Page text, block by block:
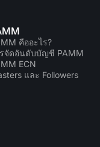
คืออะไร?
จัดอันดับบัญชี PAMM
ECN
และ Followers